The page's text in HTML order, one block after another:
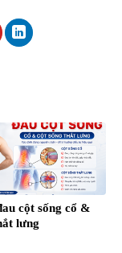
cột sống cổ &
lưng